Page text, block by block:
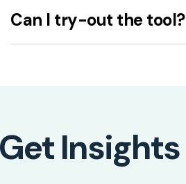
Can I try-out the tool?
Insights